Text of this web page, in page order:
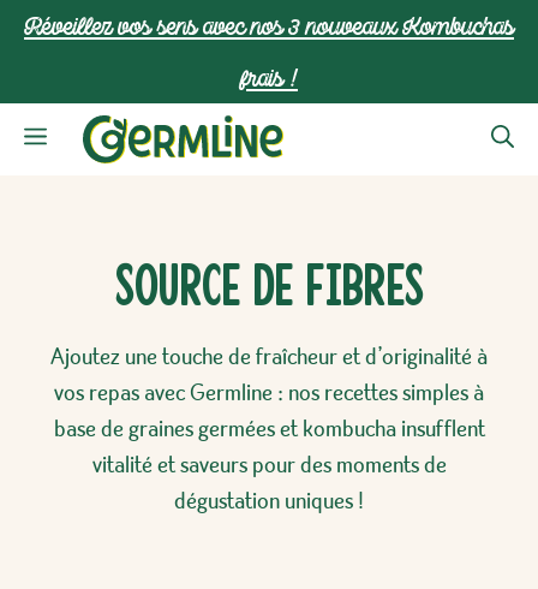
AllerRéveillez vos sens avec nos 3 nouveaux Kombuchas
frais !
Menu
Source de fibres
Ajoutez une touche de fraîcheur et d’originalité à
vos repas avec Germline : nos recettes simples à
base de graines germées et kombucha insufflent
vitalité et saveurs pour des moments de
dégustation uniques !